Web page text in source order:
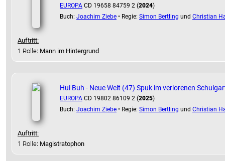
EUROPA CD 19658 84759 2 (2024)
Buch: Joachim Ziebe • Regie: Simon Bertling und Christian
Auftritt:
1 Rolle: Mann im Hintergrund
Hui Buh - Neue Welt (47) Spuk im verlorenen
EUROPA CD 19802 86109 2 (2025)
Buch: Joachim Ziebe • Regie: Simon Bertling und Christian
Auftritt:
1 Rolle: Magistratophon